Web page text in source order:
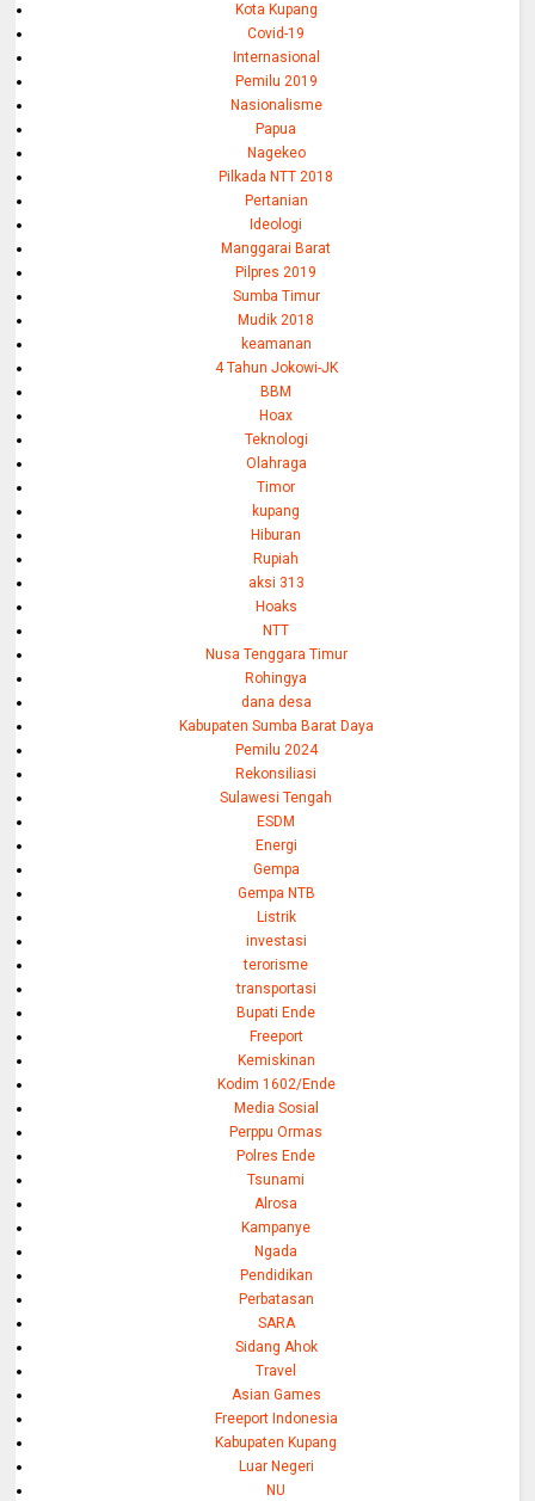
Kota Kupang
Covid-19
Internasional
Pemilu 2019
Nasionalisme
Papua
Nagekeo
Pilkada NTT 2018
Pertanian
Ideologi
Manggarai Barat
Pilpres 2019
Sumba Timur
Mudik 2018
keamanan
4 Tahun Jokowi-JK
BBM
Hoax
Teknologi
Olahraga
Timor
kupang
Hiburan
Rupiah
aksi 313
Hoaks
NTT
Nusa Tenggara Timur
Rohingya
dana desa
Kabupaten Sumba Barat Daya
Pemilu 2024
Rekonsiliasi
Sulawesi Tengah
ESDM
Energi
Gempa
Gempa NTB
Listrik
investasi
terorisme
transportasi
Bupati Ende
Freeport
Kemiskinan
Kodim 1602/Ende
Media Sosial
Perppu Ormas
Polres Ende
Tsunami
Alrosa
Kampanye
Ngada
Pendidikan
Perbatasan
SARA
Sidang Ahok
Travel
Asian Games
Freeport Indonesia
Kabupaten Kupang
Luar Negeri
NU